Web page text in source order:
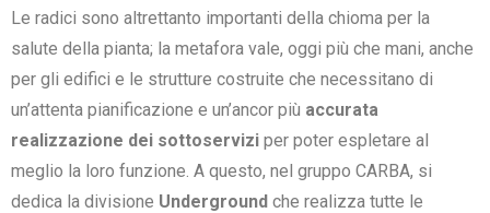
Le radici sono altrettanto importanti della chioma per la
salute della pianta; la metafora vale, oggi più che mani, anche
per gli edifici e le strutture costruite che necessitano di
un’attenta pianificazione e un’ancor più accurata
realizzazione dei sottoservizi per poter espletare al
meglio la loro funzione. A questo, nel gruppo CARBA, si
dedica la divisione Underground che realizza tutte le